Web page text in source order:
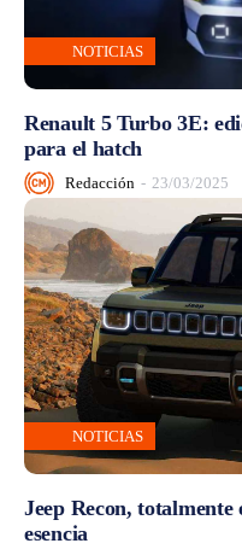
NOTICIAS
Renault 5 Turbo 3E:
para el hatch
Redacción - 23/03/2025
NOTICIAS
Jeep Recon,
esencia